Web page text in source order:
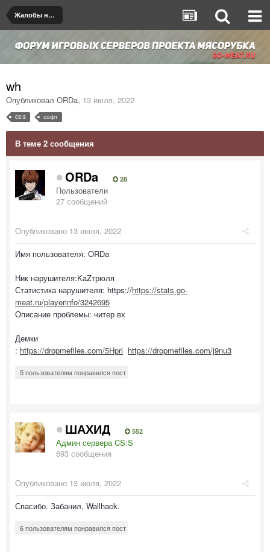
Жалобы на игроков/админов
wh
Опубликовал ORDa, 13 июля, 2022
cs:s софт
В теме 2 сообщения
ORDa 28
Пользователи
27 сообщений
Опубликовано 13 июля, 2022
Имя пользователя: ORDa
Ник нарушителя:KaZтрюля
Статистика нарушителя: https://https://stats.go-
meat.ru/playerinfo/3242695
Описание проблемы: читер вх
Демки
: https://dropmefiles.com/5Hprl https://dropmefiles.com/j9nu3
5 пользователям понравился пост
ШАХИД 552
Админ сервера CS:S
693 сообщения
Опубликовано 13 июля, 2022
Спасибо. Забанил, Wallhack.
6 пользователям понравился пост